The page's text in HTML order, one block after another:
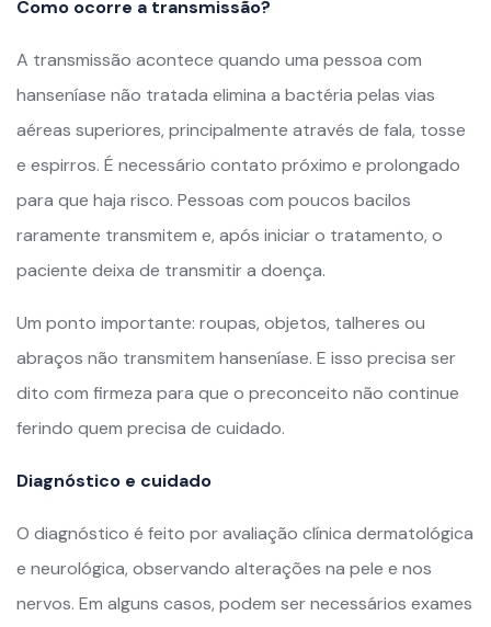
Como ocorre a transmissão?
A transmissão acontece quando uma pessoa com
hanseníase não tratada elimina a bactéria pelas vias
aéreas superiores, principalmente através de fala, tosse
e espirros. É necessário contato próximo e prolongado
para que haja risco. Pessoas com poucos bacilos
raramente transmitem e, após iniciar o tratamento, o
paciente deixa de transmitir a doença.
Um ponto importante: roupas, objetos, talheres ou
abraços não transmitem hanseníase. E isso precisa ser
dito com firmeza para que o preconceito não continue
ferindo quem precisa de cuidado.
Diagnóstico e cuidado
O diagnóstico é feito por avaliação clínica dermatológica
e neurológica, observando alterações na pele e nos
nervos. Em alguns casos, podem ser necessários exames